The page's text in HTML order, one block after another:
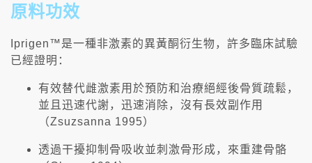
原料功效
Iprigen™是一種非激素的異黃酮衍生物，許多臨床試驗
已經證明：
有效替代雌激素用於預防和治療絕經後骨質疏鬆，
並且迅速代謝，迅速消除，沒有長效副作用
（Zsuzsanna 1995）
透過干擾抑制骨吸收並刺激骨形成，來重建骨骼